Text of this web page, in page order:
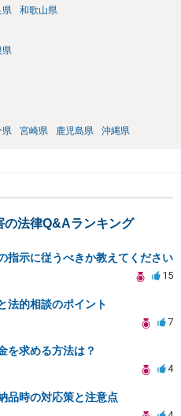
県 和歌山県
県
県 宮崎県 鹿児島県 沖縄県
の法律Q&Aランキング
指示に従うべきか教えてください
15
法的相談のポイント
7
を求める方法は？
4
品時の対応策と注意点